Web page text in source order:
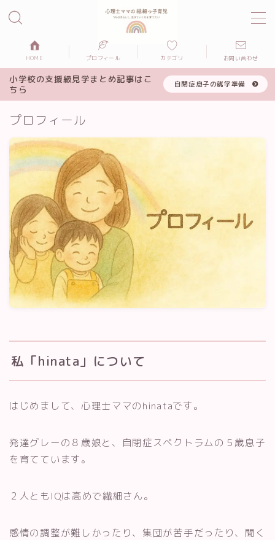
MENU
プロフィール
こころの関わり
知育と学習
つくること・あそびの時間
おでかけ・体験
園・学校のこと
HOME プロフィール カテゴリ お問い合わせ
小学校の支援級見学まとめ記事はこ
ちら
自閉症息子の就学準備
プロフィール
私「hinata」について
はじめまして、心理士ママのhinataです。
発達グレーの８歳娘と、自閉症スペクトラムの５歳息子
を育てています。
２人ともIQは高めで繊細さん。
感情の調整が難しかったり、集団が苦手だったり、聞く